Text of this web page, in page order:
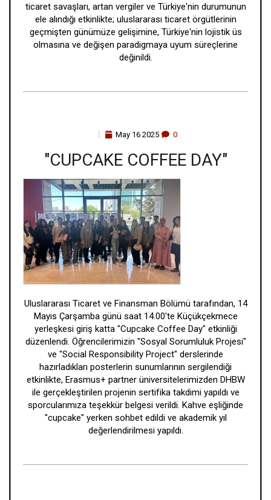
ticaret savaşları, artan vergiler ve Türkiye'nin durumunun
ele alındığı etkinlikte; uluslararası ticaret örgütlerinin
geçmişten günümüze gelişimine, Türkiye'nin lojistik üs
olmasına ve değişen paradigmaya uyum süreçlerine
değinildi.
May 16 2025 0
"CUPCAKE COFFEE DAY"
Uluslararası Ticaret ve Finansman Bölümü tarafından, 14
Mayıs Çarşamba günü saat 14.00'te Küçükçekmece
yerleşkesi giriş katta "Cupcake Coffee Day" etkinliği
düzenlendi. Öğrencilerimizin "Sosyal Sorumluluk Projesi"
ve "Social Responsibility Project" derslerinde
hazırladıkları posterlerin sunumlarının sergilendiği
etkinlikte, Erasmus+ partner üniversitelerimizden DHBW
ile gerçekleştirilen projenin sertifika takdimi yapıldı ve
sporcularımıza teşekkür belgesi verildi. Kahve eşliğinde
"cupcake" yerken sohbet edildi ve akademik yıl
değerlendirilmesi yapıldı.